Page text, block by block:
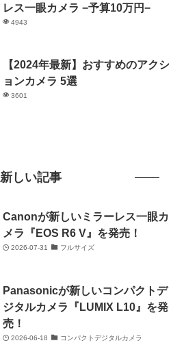
レス一眼カメラ −予算10万円−
4943
【2024年最新】おすすめのアクシ
ョンカメラ 5選
3601
新しい記事
Canonが新しいミラーレス一眼カ
メラ『EOS R6 V』を発売！
2026-07-31 フルサイズ
Panasonicが新しいコンパクトデ
ジタルカメラ『LUMIX L10』を発
売！
2026-06-18 コンパクトデジタルカメラ